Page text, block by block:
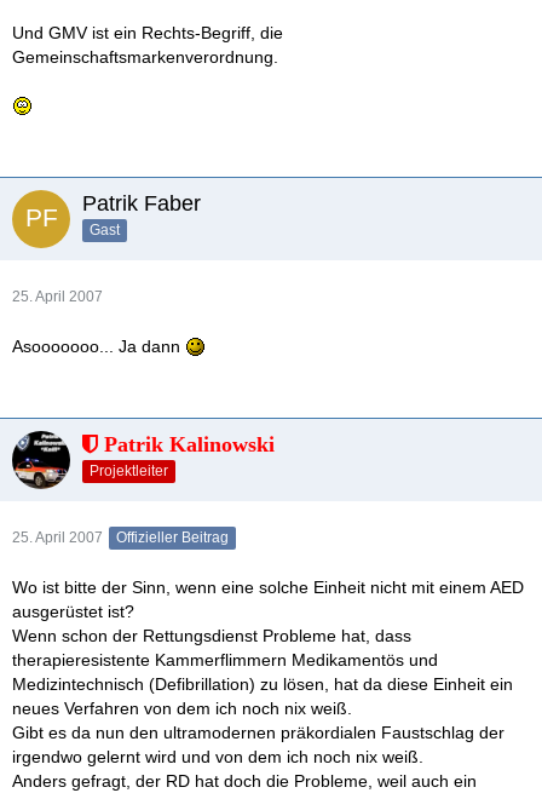
Und GMV ist ein Rechts-Begriff, die
Gemeinschaftsmarkenverordnung.
Patrik Faber
Gast
25. April 2007
Asooooooo... Ja dann
Patrik Kalinowski
Projektleiter
25. April 2007 Offizieller Beitrag
Wo ist bitte der Sinn, wenn eine solche Einheit nicht mit einem AED
ausgerüstet ist?
Wenn schon der Rettungsdienst Probleme hat, dass
therapieresistente Kammerflimmern Medikamentös und
Medizintechnisch (Defibrillation) zu lösen, hat da diese Einheit ein
neues Verfahren von dem ich noch nix weiß.
Gibt es da nun den ultramodernen präkordialen Faustschlag der
irgendwo gelernt wird und von dem ich noch nix weiß.
Anders gefragt, der RD hat doch die Probleme, weil auch ein